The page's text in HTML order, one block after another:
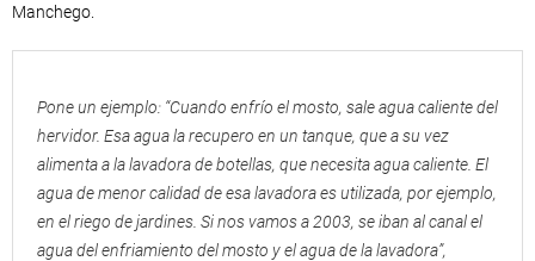
Manchego.
Pone un ejemplo: “Cuando enfrío el mosto, sale agua caliente del
hervidor. Esa agua la recupero en un tanque, que a su vez
alimenta a la lavadora de botellas, que necesita agua caliente. El
agua de menor calidad de esa lavadora es utilizada, por ejemplo,
en el riego de jardines. Si nos vamos a 2003, se iban al canal el
agua del enfriamiento del mosto y el agua de la lavadora”,